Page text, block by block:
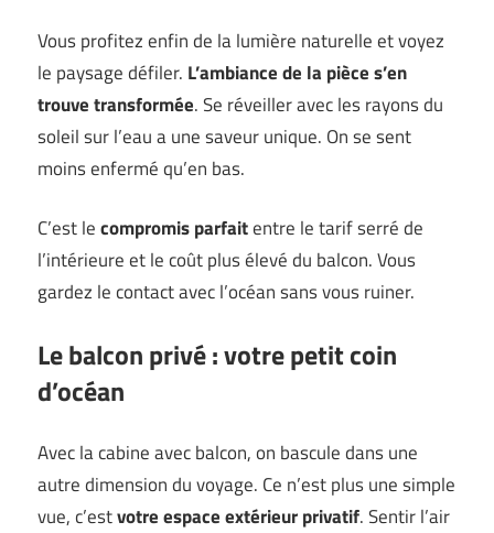
Vous profitez enfin de la lumière naturelle et voyez
le paysage défiler. L’ambiance de la pièce s’en
trouve transformée. Se réveiller avec les rayons du
soleil sur l’eau a une saveur unique. On se sent
moins enfermé qu’en bas.
C’est lecompromis parfaitentre le tarif serré de
l’intérieure et le coût plus élevé du balcon. Vous
gardez le contact avec l’océan sans vous ruiner.
Le balcon privé : votre petit coin
d’océan
Avec la cabine avec balcon, on bascule dans une
autre dimension du voyage. Ce n’est plus une simple
vue, c’estvotre espace extérieur privatif. Sentir l’air